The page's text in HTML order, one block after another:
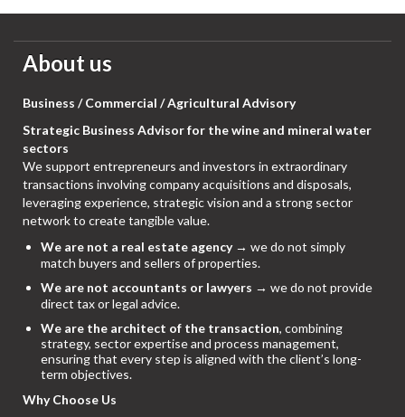
About us
Business / Commercial / Agricultural Advisory
Strategic Business Advisor for the wine and mineral water
sectors
We support entrepreneurs and investors in extraordinary
transactions involving company acquisitions and disposals,
leveraging experience, strategic vision and a strong sector
network to create tangible value.
We are not a real estate agency→ we do not simply
match buyers and sellers of properties.
We are not accountants or lawyers → we do not provide
direct tax or legal advice.
We are the architect of the transaction, combining
strategy, sector expertise and process management,
ensuring that every step is aligned with the client’s long-
term objectives.
Why Choose Us